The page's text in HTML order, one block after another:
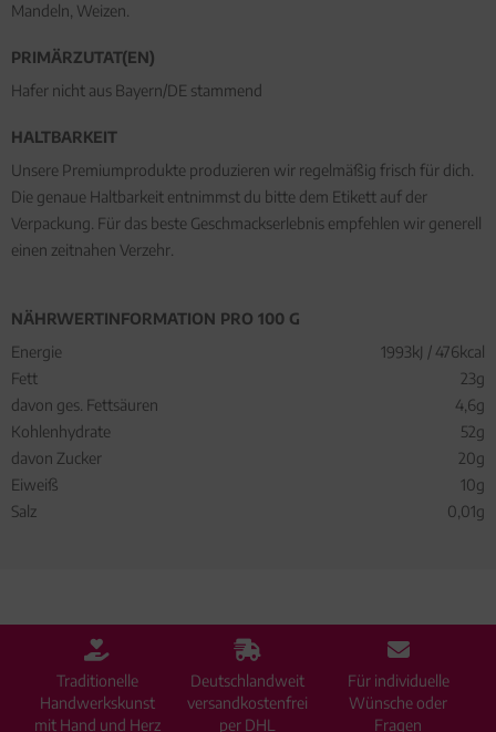
Mandeln, Weizen.
PRIMÄRZUTAT(EN)
Hafer nicht aus Bayern/DE stammend
HALTBARKEIT
Unsere Premiumprodukte produzieren wir regelmäßig frisch für dich.
Die genaue Haltbarkeit entnimmst du bitte dem Etikett auf der
Verpackung. Für das beste Geschmackserlebnis empfehlen wir generell
einen zeitnahen Verzehr.
NÄHRWERTINFORMATION PRO 100 G
Energie
1993kJ / 476kcal
Fett
23g
davon ges. Fettsäuren
4,6g
Kohlenhydrate
52g
davon Zucker
20g
Eiweiß
10g
Salz
0,01g
Traditionelle
Handwerkskunst
mit Hand und Herz
Deutschlandweit
versandkostenfrei
per DHL
Für individuelle
Wünsche oder
Fragen